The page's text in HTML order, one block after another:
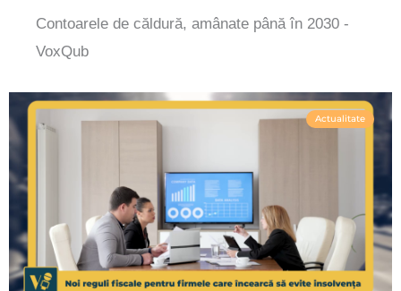
Contoarele de căldură, amânate până în 2030 -
VoxQub
Actualitate